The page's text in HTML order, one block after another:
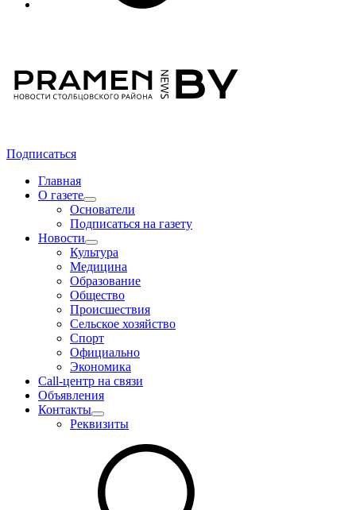
Подписаться
Главная
О газете
Основатели
Подписаться на газету
Новости
Культура
Медицина
Образование
Общество
Происшествия
Сельское хозяйство
Спорт
Официально
Экономика
Call-центр на связи
Объявления
Контакты
Реквизиты